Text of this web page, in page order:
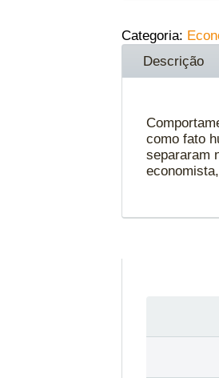
Categoria:
Descrição
como fato
separaram